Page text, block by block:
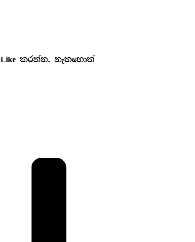
Like කරන්න. නැතහොත්